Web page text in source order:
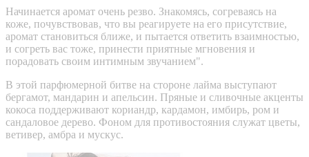
Начинается аромат очень резво. Знакомясь, согреваясь на
коже, почувствовав, что вы реагируете на его присутствие,
аромат становиться ближе, и пытается ответить взаимностью,
и согреть вас тоже, принести приятные мгновения и
порадовать своим интимным звучанием".
В этой парфюмерной битве на стороне лайма выступают
бергамот, мандарин и апельсин. Пряные и сливочные акценты
кокоса поддерживают кориандр, кардамон, имбирь, ром и
сандаловое дерево. Фоном для противостояния служат цветы,
ветивер, амбра и мускус.